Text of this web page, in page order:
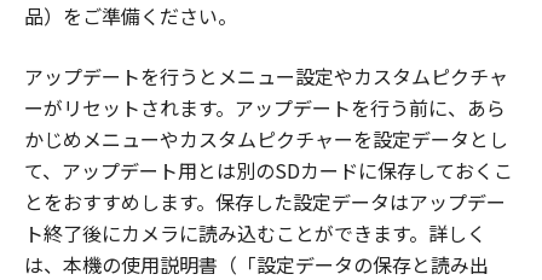
品）をご準備ください。
アップデートを行うとメニュー設定やカスタムピクチャ
ーがリセットされます。アップデートを行う前に、あら
かじめメニューやカスタムピクチャーを設定データとし
て、アップデート用とは別のSDカードに保存しておくこ
とをおすすめします。保存した設定データはアップデー
ト終了後にカメラに読み込むことができます。詳しく
は、本機の使用説明書（「設定データの保存と読み出